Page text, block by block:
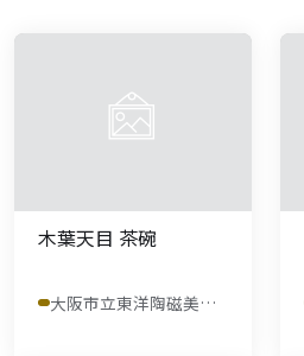
木葉天目 茶碗
大阪市立東洋陶磁美術館